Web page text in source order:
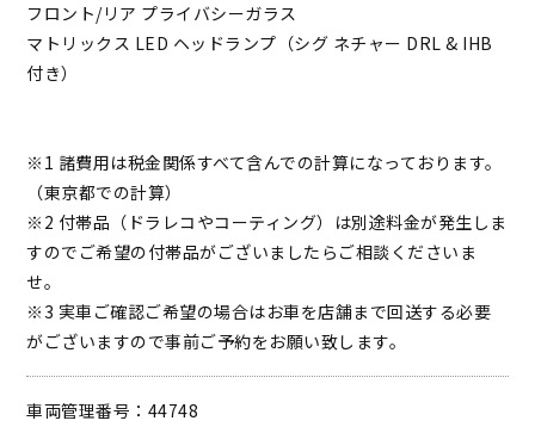
フロント/リア プライバシーガラス
マトリックス LED ヘッドランプ（シグ ネチャー DRL & IHB
付き）
※1 諸費用は税金関係すべて含んでの計算になっております。
（東京都での計算）
※2 付帯品（ドラレコやコーティング）は別途料金が発生しま
すのでご希望の付帯品がございましたらご相談くださいま
せ。
※3 実車ご確認ご希望の場合はお車を店舗まで回送する必要
がございますので事前ご予約をお願い致します。
車両管理番号：44748